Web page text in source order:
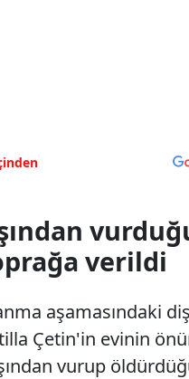
verildi
aşamasındaki diş
Çetin'in evinin
vurup